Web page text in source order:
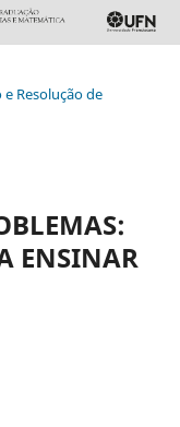
e Resolução de
ENSINAR